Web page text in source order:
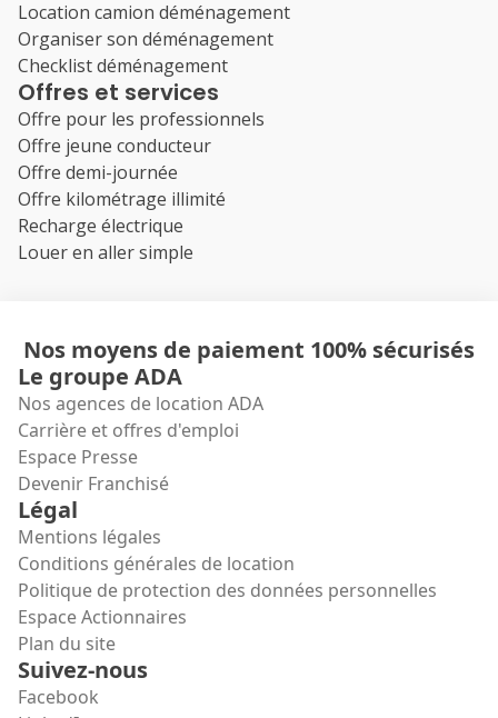
Location camion déménagement
Organiser son déménagement
Checklist déménagement
Offres et services
Offre pour les professionnels
Offre jeune conducteur
Offre demi-journée
Offre kilométrage illimité
Recharge électrique
Louer en aller simple
Nos moyens de paiement 100% sécurisés
Le groupe ADA
Nos agences de location ADA
Carrière et offres d'emploi
Espace Presse
Devenir Franchisé
Légal
Mentions légales
Conditions générales de location
Politique de protection des données personnelles
Espace Actionnaires
Plan du site
Suivez-nous
Facebook